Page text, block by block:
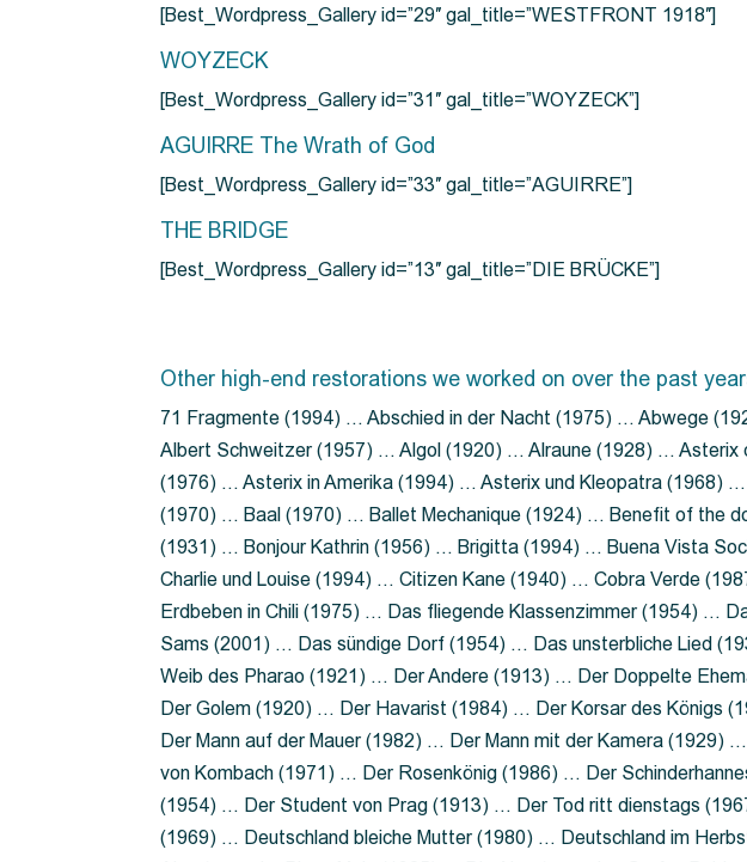
[Best_Wordpress_Gallery id=”29″ gal_title=”WESTFRONT 1918″]
WOYZECK
[Best_Wordpress_Gallery id=”31″ gal_title=”WOYZECK”]
AGUIRRE The Wrath of God
[Best_Wordpress_Gallery id=”33″ gal_title=”AGUIRRE”]
THE BRIDGE
[Best_Wordpress_Gallery id=”13″ gal_title=”DIE BRÜCKE”]
Other high-end restorations we worked on over the past
71 Fragmente (1994) … Abschied in der Nacht (1975) … Abwege
Albert Schweitzer (1957) … Algol (1920) … Alraune (1928) … Asterix
(1976) … Asterix in Amerika (1994) … Asterix und Kleopatra (1968) …
(1970) … Baal (1970) … Ballet Mechanique (1924) … Benefit of the
(1931) … Bonjour Kathrin (1956) … Brigitta (1994) … Buena Vista
Charlie und Louise (1994) … Citizen Kane (1940) … Cobra Verde
Erdbeben in Chili (1975) … Das fliegende Klassenzimmer (1954) …
Sams (2001) … Das sündige Dorf (1954) … Das unsterbliche Lied
Weib des Pharao (1921) … Der Andere (1913) … Der Doppelte
Der Golem (1920) … Der Havarist (1984) … Der Korsar des Königs
Der Mann auf der Mauer (1982) … Der Mann mit der Kamera (1929)
von Kombach (1971) … Der Rosenkönig (1986) … Der
(1954) … Der Student von Prag (1913) … Der Tod ritt dienstags
(1969) … Deutschland bleiche Mutter (1980) … Deutschland im